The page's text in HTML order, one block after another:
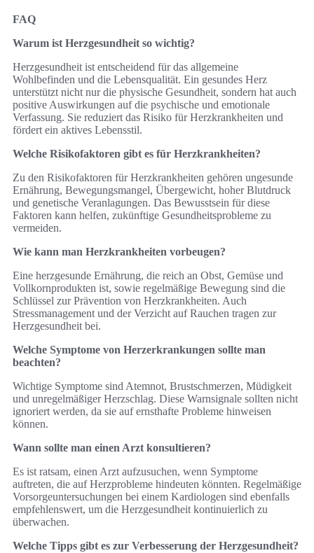
FAQ
Warum ist Herzgesundheit so wichtig?
Herzgesundheit ist entscheidend für das allgemeine
Wohlbefinden und die Lebensqualität. Ein gesundes Herz
unterstützt nicht nur die physische Gesundheit, sondern hat auch
positive Auswirkungen auf die psychische und emotionale
Verfassung. Sie reduziert das Risiko für Herzkrankheiten und
fördert ein aktives Lebensstil.
Welche Risikofaktoren gibt es für Herzkrankheiten?
Zu den Risikofaktoren für Herzkrankheiten gehören ungesunde
Ernährung, Bewegungsmangel, Übergewicht, hoher Blutdruck
und genetische Veranlagungen. Das Bewusstsein für diese
Faktoren kann helfen, zukünftige Gesundheitsprobleme zu
vermeiden.
Wie kann man Herzkrankheiten vorbeugen?
Eine herzgesunde Ernährung, die reich an Obst, Gemüse und
Vollkornprodukten ist, sowie regelmäßige Bewegung sind die
Schlüssel zur Prävention von Herzkrankheiten. Auch
Stressmanagement und der Verzicht auf Rauchen tragen zur
Herzgesundheit bei.
Welche Symptome von Herzerkrankungen sollte man
beachten?
Wichtige Symptome sind Atemnot, Brustschmerzen, Müdigkeit
und unregelmäßiger Herzschlag. Diese Warnsignale sollten nicht
ignoriert werden, da sie auf ernsthafte Probleme hinweisen
können.
Wann sollte man einen Arzt konsultieren?
Es ist ratsam, einen Arzt aufzusuchen, wenn Symptome
auftreten, die auf Herzprobleme hindeuten könnten. Regelmäßige
Vorsorgeuntersuchungen bei einem Kardiologen sind ebenfalls
empfehlenswert, um die Herzgesundheit kontinuierlich zu
überwachen.
Welche Tipps gibt es zur Verbesserung der Herzgesundheit?